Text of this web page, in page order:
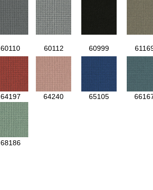
60110 60112 60999
64197 64240 65105
68186